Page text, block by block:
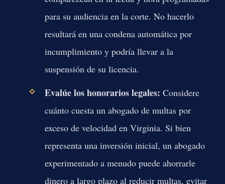
para su audiencia en la corte. No hacerlo
resultará en una condena automática por
incumplimiento y podría llevar a la
suspensión de su licencia.
Evalúe los honorarios legales: Considere
cuánto cuesta un abogado de multas por
exceso de velocidad en Virginia. Si bien
representa una inversión inicial, un abogado
experimentado a menudo puede ahorrarle
dinero a largo plazo al reducir multas, evitar